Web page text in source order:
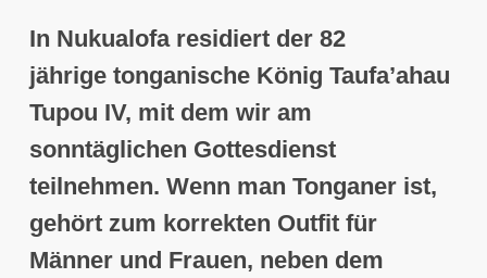
In Nukualofaresidiert der 82
jährige tonganische König Taufa’ahau
Tupou IV, mit dem wir am
sonntäglichen Gottesdienst
teilnehmen. Wenn man Tonganer ist,
gehört zum korrekten Outfit für
Männer und Frauen, neben dem